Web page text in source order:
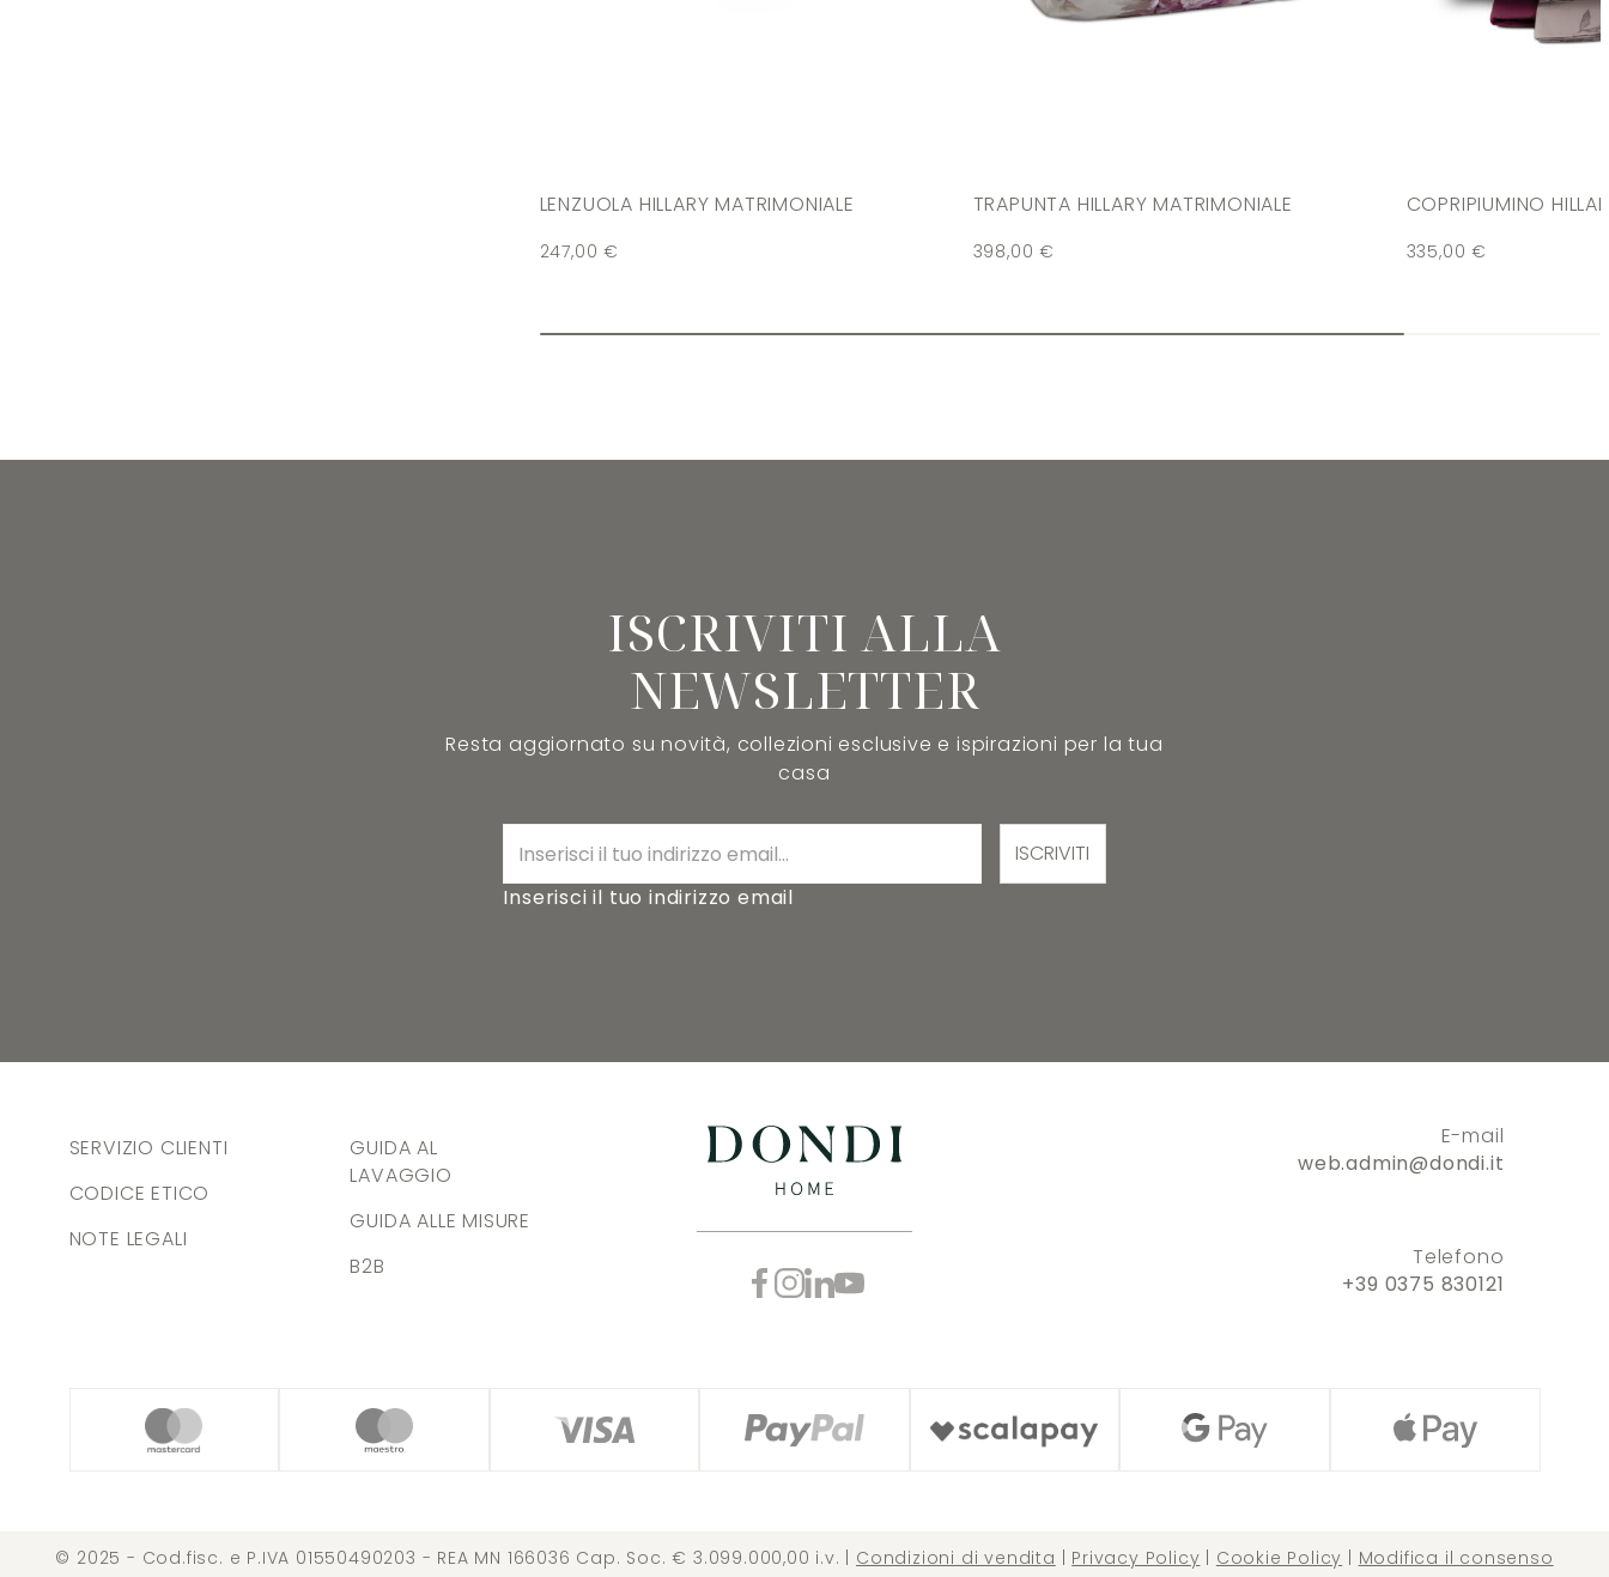
LENZUOLA HILLARY MATRIMONIALE
247,00€
TRAPUNTA HILLARY MATRIMONIALE
398,00€
COPRIPIUMINO
335,00€
ISCRIVITI ALLA
NEWSLETTER
Resta aggiornato su novità, collezioni esclusive e ispirazioni per la tua
casa
Inserisci il tuo indirizzo email
ISCRIVITI
E-mail
web.admin@dondi.it
Telefono
+39 0375 830121
SERVIZIO CLIENTI
CODICE ETICO
NOTE LEGALI
GUIDA AL
LAVAGGIO
GUIDA ALLE MISURE
B2B
© 2025 - Cod.fisc. e P.IVA 01550490203 - REA MN 166036 Cap. Soc. € 3.099.000,00 i.v. | Condizioni di vendita Privacy Policy Cookie Policy Modifica il consenso